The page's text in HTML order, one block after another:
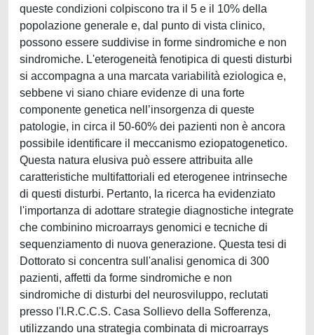
queste condizioni colpiscono tra il 5 e il 10% della
popolazione generale e, dal punto di vista clinico,
possono essere suddivise in forme sindromiche e non
sindromiche. L'eterogeneità fenotipica di questi disturbi
si accompagna a una marcata variabilità eziologica e,
sebbene vi siano chiare evidenze di una forte
componente genetica nell’insorgenza di queste
patologie, in circa il 50-60% dei pazienti non è ancora
possibile identificare il meccanismo eziopatogenetico.
Questa natura elusiva può essere attribuita alle
caratteristiche multifattoriali ed eterogenee intrinseche
di questi disturbi. Pertanto, la ricerca ha evidenziato
l'importanza di adottare strategie diagnostiche integrate
che combinino microarrays genomici e tecniche di
sequenziamento di nuova generazione. Questa tesi di
Dottorato si concentra sull'analisi genomica di 300
pazienti, affetti da forme sindromiche e non
sindromiche di disturbi del neurosviluppo, reclutati
presso l'I.R.C.C.S. Casa Sollievo della Sofferenza,
utilizzando una strategia combinata di microarrays